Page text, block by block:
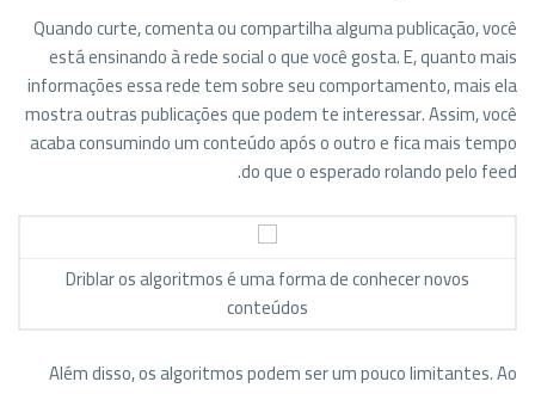
Quando curte, comenta ou compartilha alguma publicação, você
está ensinando à rede social o que você gosta. E, quanto mais
informações essa rede tem sobre seu comportamento, mais ela
mostra outras publicações que podem te interessar. Assim, você
acaba consumindo um conteúdo após o outro e fica mais tempo
do que o esperado rolando pelo feed.
Driblar os algoritmos é uma forma de conhecer novos
conteúdos
Além disso, os algoritmos podem ser um pouco limitantes. Ao